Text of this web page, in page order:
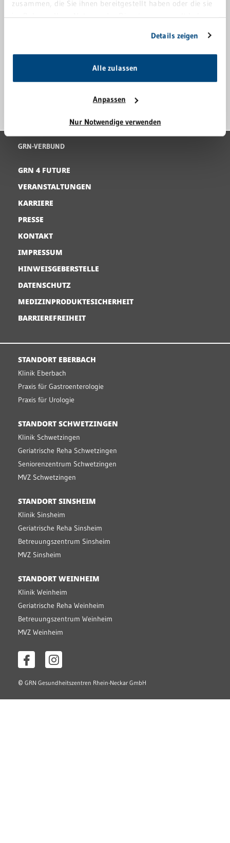
zusammen, die Sie ihnen bereitgestellt haben oder die sie
im Rahmen Ihrer Nutzung der Dienste gesammelt haben.
Details zeigen
Alle zulassen
Anpassen
Nur Notwendige verwenden
Röntgenstraße 1
GRN-VERBUND
GRN 4 FUTURE
VERANSTALTUNGEN
KARRIERE
PRESSE
KONTAKT
IMPRESSUM
HINWEISGEBERSTELLE
DATENSCHUTZ
MEDIZINPRODUKTESICHERHEIT
BARRIEREFREIHEIT
STANDORT EBERBACH
Klinik Eberbach
Praxis für Gastroenterologie
Praxis für Urologie
STANDORT SCHWETZINGEN
Klinik Schwetzingen
Geriatrische Reha Schwetzingen
Seniorenzentrum Schwetzingen
MVZ Schwetzingen
STANDORT SINSHEIM
Klinik Sinsheim
Geriatrische Reha Sinsheim
Betreuungszentrum Sinsheim
MVZ Sinsheim
STANDORT WEINHEIM
Klinik Weinheim
Geriatrische Reha Weinheim
Betreuungszentrum Weinheim
MVZ Weinheim
© GRN Gesundheitszentren Rhein-Neckar GmbH